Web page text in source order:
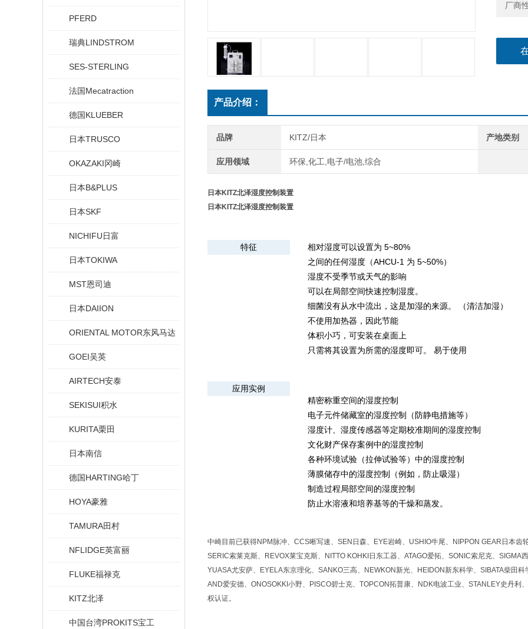
PFERD
瑞典LINDSTROM
SES-STERLING
法国Mecatraction
德国KLUEBER
日本TRUSCO
OKAZAKI冈崎
日本B&PLUS
日本SKF
NICHIFU日富
日本TOKIWA
MST恩司迪
日本DAIION
ORIENTAL MOTOR东风马达
GOEI吴英
AIRTECH安泰
SEKISUI积水
KURITA栗田
日本南信
德国HARTING哈丁
HOYA豪雅
TAMURA田村
NFLIDGE英富丽
FLUKE福禄克
KITZ北泽
中国台湾PROKITS宝工
厂商
产品介绍：
品牌 KITZ/日本 产地类别
应用领域 环保,化工,电子/电池,综合
日本KITZ北泽湿度控制装置
日本KITZ北泽湿度控制装置
特征
相对湿度可以设置为 5~80%
之间的任何湿度（AHCU-1 为 5~50%）
湿度不受季节或天气的影响
可以在局部空间快速控制湿度。
细菌没有从水中流出，这是加湿的来源。 （清洁加湿）
不使用加热器，因此节能
体积小巧，可安装在桌面上
只需将其设置为所需的湿度即可。 易于使用
应用实例
精密称重空间的湿度控制
电子元件储藏室的湿度控制（防静电措施等）
湿度计、湿度传感器等定期校准期间的湿度控制
文化财产保存案例中的湿度控制
各种环境试验（拉伸试验等）中的湿度控制
薄膜储存中的湿度控制（例如，防止吸湿）
制造过程局部空间的湿度控制
防止水溶液和培养基等的干燥和蒸发。
中崎目前已获得NPM脉冲、CCS晰写速、SEN日森、EYE岩崎、USHIO牛尾、NIPPON GEAR日本
SERIC索莱克斯、REVOX莱宝克斯、NITTO KOHKI日东工器、ATAGO爱拓、SONIC索尼克、
YUASA尤安萨、EYELA东京理化、SANKO三高、NEWKON新光、HEIDON新东科学、SIBATA柴田
AND爱安德、ONOSOKKI小野、PISCO碧士克、TOPCON拓普康、NDK电波工业、STANLEY史丹利
权认证。